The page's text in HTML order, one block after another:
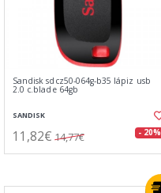
Sandisk sdcz50-064g-b35 lápiz usb
2.0 c.blade 64gb
SANDISK
11,82€ 14,77€ - 20%